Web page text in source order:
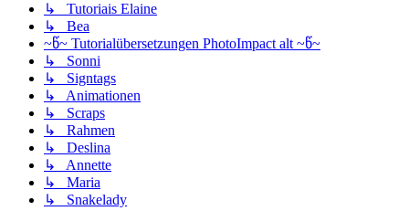
↳ Tutoriais Elaine
↳ Bea
~წ~ Tutorialübersetzungen PhotoImpact alt ~წ~
↳ Sonni
↳ Signtags
↳ Animationen
↳ Scraps
↳ Rahmen
↳ Deslina
↳ Annette
↳ Maria
↳ Snakelady